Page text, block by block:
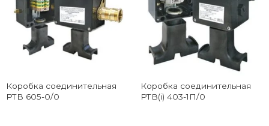
Коробка соединительная
РТВ 605-0/0
Коробка соединительная
РТВ(i) 403-1П/0